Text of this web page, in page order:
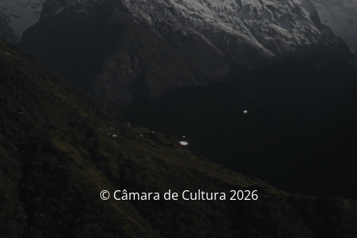
© Câmara de Cultura 2026